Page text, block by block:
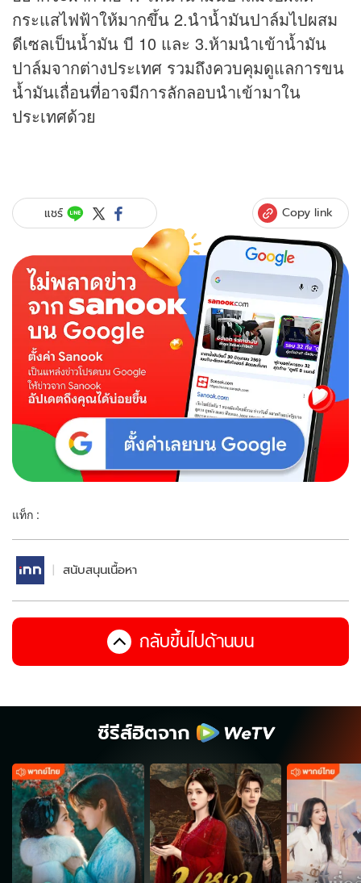
กระแสไฟฟ้าให้มากขึ้น 2.นำน้ำมันปาล์มไปผสม
ดีเซลเป็นน้ำมัน บี 10 และ 3.ห้ามนำเข้าน้ำมัน
ปาล์มจากต่างประเทศ รวมถึงควบคุมดูแลการขน
น้ำมันเถื่อนที่อาจมีการลักลอบนำเข้ามาใน
ประเทศด้วย
แชร์ Copy link
แท็ก :
สนับสนุนเนื้อหา
กลับขึ้นไปด้านบน
ซีรีส์ฮิตจาก